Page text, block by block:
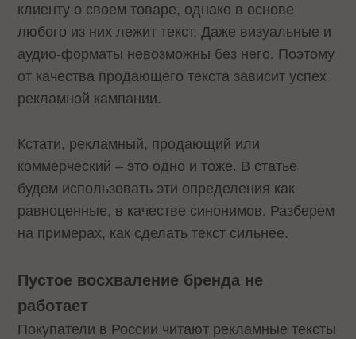
клиенту о своем товаре, однако в основе
любого из них лежит текст. Даже визуальные и
аудио-форматы невозможны без него. Поэтому
от качества продающего текста зависит успех
рекламной кампании.
Кстати, рекламный, продающий или
коммерческий – это одно и тоже. В статье
будем использовать эти определения как
равноценные, в качестве синонимов. Разберем
на примерах, как сделать текст сильнее.
Пустое восхваление бренда не
работает
Покупатели в России читают рекламные тексты